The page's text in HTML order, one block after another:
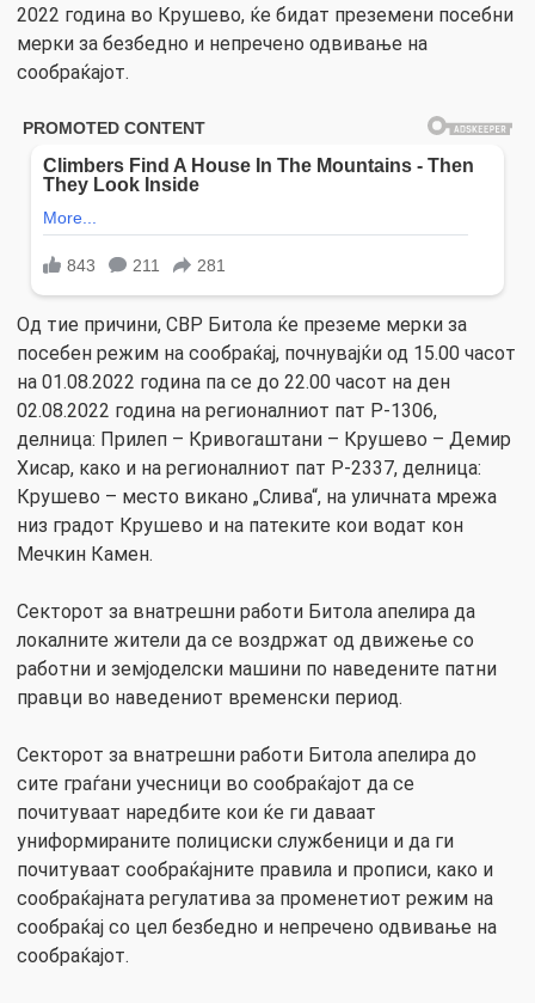
2022 година во Крушево, ќе бидат преземени посебни
мерки за безбедно и непречено одвивање на
сообраќајот.
Од тие причини, СВР Битола ќе преземе мерки за
посебен режим на сообраќај, почнувајќи од 15.00 часот
на 01.08.2022 година па се до 22.00 часот на ден
02.08.2022 година на регионалниот пат Р-1306,
делница: Прилеп – Кривогаштани – Крушево – Демир
Хисар, како и на регионалниот пат Р-2337, делница:
Крушево – место викано „Слива“, на уличната мрежа
низ градот Крушево и на патеките кои водат кон
Мечкин Камен.
Секторот за внатрешни работи Битола апелира да
локалните жители да се воздржат од движење со
работни и земјоделски машини по наведените патни
правци во наведениот временски период.
Секторот за внатрешни работи Битола апелира до
сите граѓани учесници во сообраќајот да се
почитуваат наредбите кои ќе ги даваат
униформираните полициски службеници и да ги
почитуваат сообраќајните правила и прописи, како и
сообраќајната регулатива за променетиот режим на
сообраќај со цел безбедно и непречено одвивање на
сообраќајот.